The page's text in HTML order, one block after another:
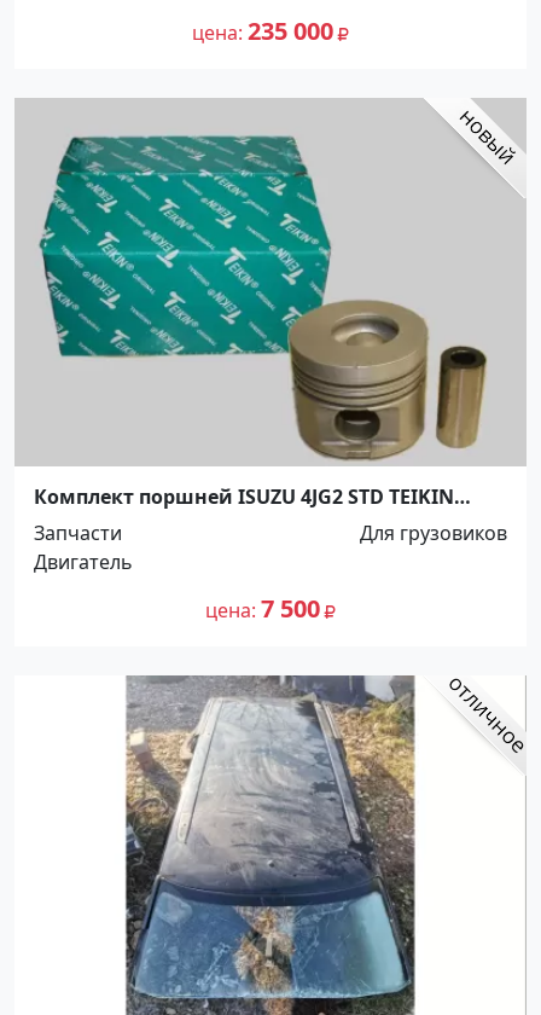
цена 235 000
Комплект поршней ISUZU 4JG2 STD TEIKIN
Краснодар
Запчасти
Для грузовиков
Двигатель
цена 7 500